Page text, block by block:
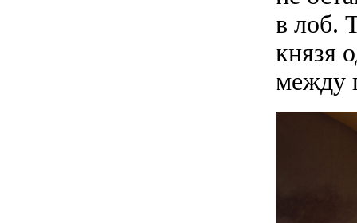
в лоб.
князя
между